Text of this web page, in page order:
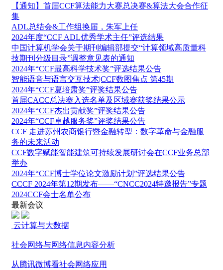
【通知】首届CCF算法能力大赛总决赛&算法大会合作征
集
ADL总结会&工作组换届，朱军上任
2024年度“CCF ADL优秀学术主任”评选结果
中国计算机学会关于期刊编辑部提交“计算领域高质量科
技期刊分级目录”调整意见表的通知
2024年“CCF最高科学技术奖”评选结果公告
智能语音与语言交互技术|CCF数图焦点 第45期
2024年“CCF夏培肃奖”评奖结果公告
首届CACC总决赛入选名单及区域赛获奖结果公示
2024年“CCF杰出贡献奖”评奖结果公告
2024年“CCF卓越服务奖”评奖结果公告
CCF 走进苏州农商银行暨金融转型：数字革命与金融服
务的未来活动
CCF数字赋能智能建筑可持续发展研讨会在CCF业务总部
举办
2024年“CCF博士学位论文激励计划”评选结果公告
CCCF 2024年第12期发布——“CNCC2024特邀报告”专题
2024CCF会士名单公布
最新会议
云计算与大数据
社会网络与网络信息内容分析
从腾讯微博看社会网络应用